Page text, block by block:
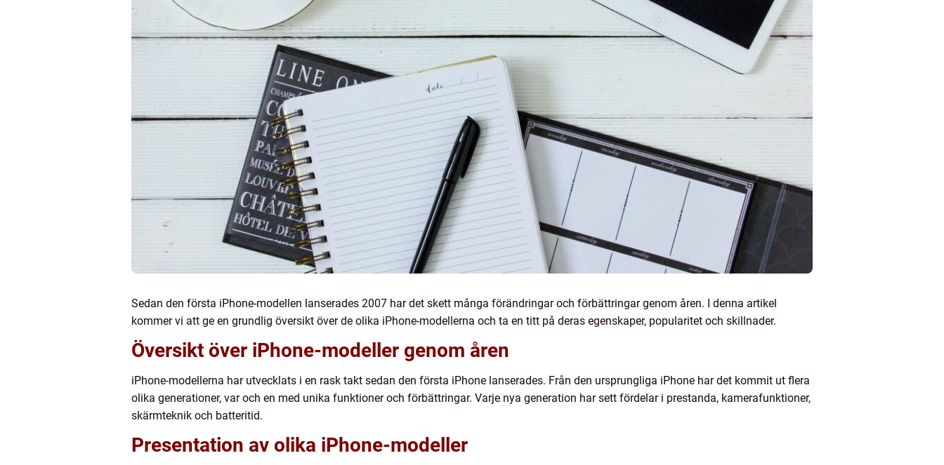
Sedan den första iPhone-modellen lanserades 2007 har det skett många förändringar och förbättringar genom åren. I denna artikel
kommer vi att ge en grundlig översikt över de olika iPhone-modellerna och ta en titt på deras egenskaper, popularitet och skillnader.
Översikt över iPhone-modeller genom åren
iPhone-modellerna har utvecklats i en rask takt sedan den första iPhone lanserades. Från den ursprungliga iPhone har det kommit ut flera
olika generationer, var och en med unika funktioner och förbättringar. Varje nya generation har sett fördelar i prestanda, kamerafunktioner,
skärmteknik och batteritid.
Presentation av olika iPhone-modeller